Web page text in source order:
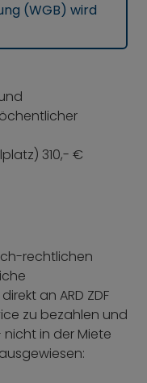
(WGB) wird
310,- €
rechtlichen
an ARD ZDF
zu bezahlen und
in der Miete